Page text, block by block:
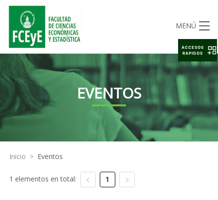
MENÚ
EVENTOS
Inicio > Eventos
1 elementos en total: 1
ACCESOS
RAPIDOS